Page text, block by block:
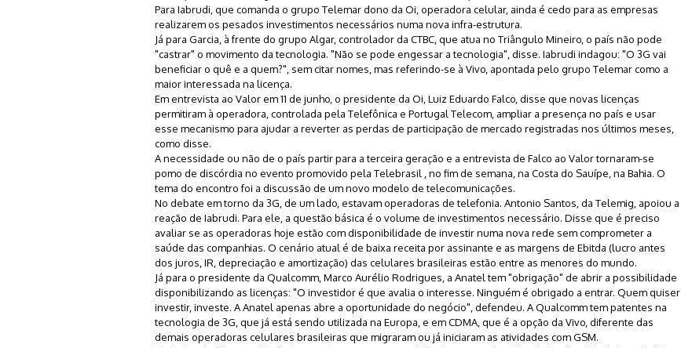
Para Iabrudi, que comanda o grupo Telemar dono da Oi, operadora celular, ainda é cedo para as empresas
realizarem os pesados investimentos necessários numa nova infra-estrutura.
Já para Garcia, à frente do grupo Algar, controlador da CTBC, que atua no Triângulo Mineiro, o país não pode
"castrar" o movimento da tecnologia. "Não se pode engessar a tecnologia", disse. Iabrudi indagou: "O 3G vai
beneficiar o quê e a quem?", sem citar nomes, mas referindo-se à Vivo, apontada pelo grupo Telemar como a
maior interessada na licença.
Em entrevista ao Valor em 11 de junho, o presidente da Oi, Luiz Eduardo Falco, disse que novas licenças
permitiram à operadora, controlada pela Telefônica e Portugal Telecom, ampliar a presença no país e usar
esse mecanismo para ajudar a reverter as perdas de participação de mercado registradas nos últimos meses,
como disse.
A necessidade ou não de o país partir para a terceira geração e a entrevista de Falco ao Valor tornaram-se
pomo de discórdia no evento promovido pela Telebrasil , no fim de semana, na Costa do Sauípe, na Bahia. O
tema do encontro foi a discussão de um novo modelo de telecomunicações.
No debate em torno da 3G, de um lado, estavam operadoras de telefonia. Antonio Santos, da Telemig, apoiou a
reação de Iabrudi. Para ele, a questão básica é o volume de investimentos necessário. Disse que é preciso
avaliar se as operadoras hoje estão com disponibilidade de investir numa nova rede sem comprometer a
saúde das companhias. O cenário atual é de baixa receita por assinante e as margens de Ebitda (lucro antes
dos juros, IR, depreciação e amortização) das celulares brasileiras estão entre as menores do mundo.
Já para o presidente da Qualcomm, Marco Aurélio Rodrigues, a Anatel tem "obrigação" de abrir a possibilidade
disponibilizando as licenças: "O investidor é que avalia o interesse. Ninguém é obrigado a entrar. Quem quiser
investir, investe. A Anatel apenas abre a oportunidade do negócio", defendeu. A Qualcomm tem patentes na
tecnologia de 3G, que já está sendo utilizada na Europa, e em CDMA, que é a opção da Vivo, diferente das
demais operadoras celulares brasileiras que migraram ou já iniciaram as atividades com GSM.